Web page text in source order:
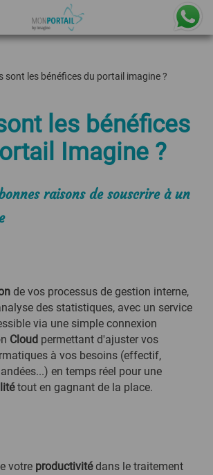
sont les bénéfices du portail imagine ?
les bénéfices
Imagine ?
raisons de souscrire à un
de vos processus de gestion interne,
des statistiques, avec un service
via une simple connexion
Cloud permettant d'ajuster vos
à vos besoins (effectif,
en temps réel pour une
tout en gagnant de la place.
votre productivitédans le traitement